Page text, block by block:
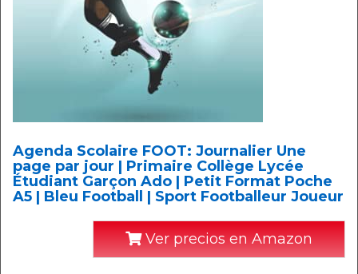
Agenda Scolaire FOOT: Journalier Une
page par jour | Primaire Collège Lycée
Étudiant Garçon Ado | Petit Format Poche
A5 | Bleu Football | Sport Footballeur Joueur
Ver precios en Amazon